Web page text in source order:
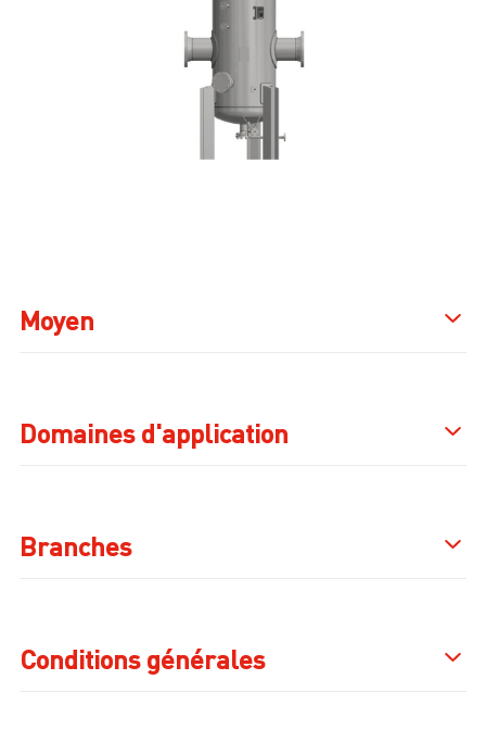
Moyen
Domaines d'application
Branches
Conditions générales